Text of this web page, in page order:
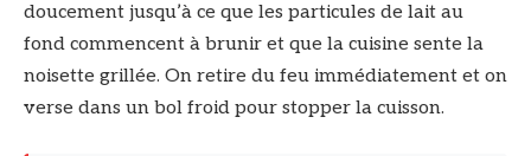
doucement jusqu’à ce que les particules de lait au
fond commencent à brunir et que la cuisine sente la
noisette grillée. On retire du feu immédiatement et on
verse dans un bol froid pour stopper la cuisson.